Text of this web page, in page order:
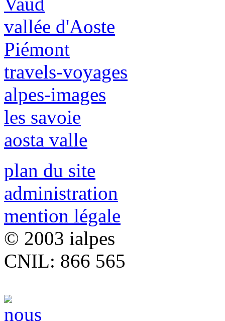
vallée d'Aoste
Piémont
travels-voyages
alpes-images
les savoie
aosta valle
plan du site
administration
mention légale
© 2003 ialpes
CNIL: 866 565